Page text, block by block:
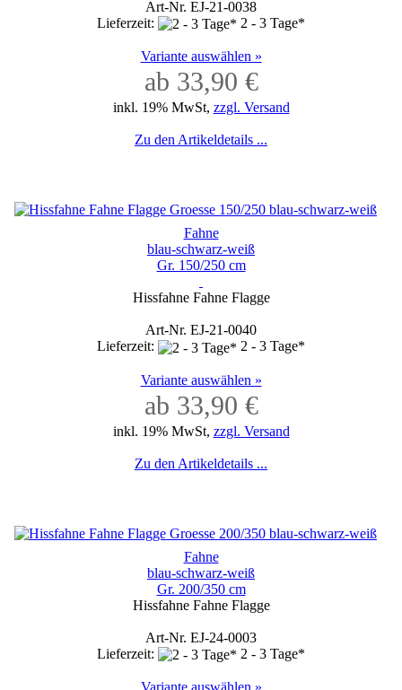
Art-Nr. EJ-21-0038
Lieferzeit:
2 - 3 Tage*
Variante auswählen »
ab 33,90 €
inkl. 19% MwSt, zzgl. Versand
Zu den Artikeldetails ...
Fahne
blau-schwarz-weiß
Gr. 150/250 cm
Hissfahne Fahne Flagge
Art-Nr. EJ-21-0040
Lieferzeit:
2 - 3 Tage*
Variante auswählen »
ab 33,90 €
inkl. 19% MwSt, zzgl. Versand
Zu den Artikeldetails ...
Fahne
blau-schwarz-weiß
Gr. 200/350 cm
Hissfahne Fahne Flagge
Art-Nr. EJ-24-0003
Lieferzeit:
2 - 3 Tage*
Variante auswählen »